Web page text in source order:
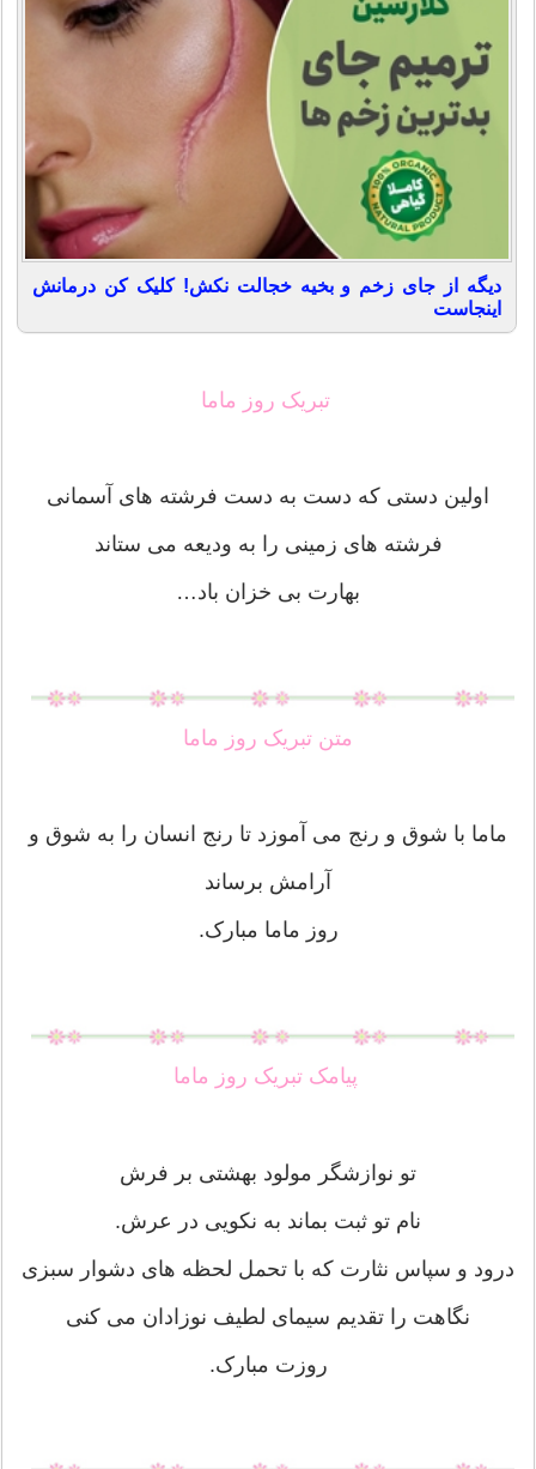
دیگه از جای زخم و بخیه خجالت نکش! کلیک کن درمانش
اینجاست
تبریک روز ماما
اولین دستی که دست به دست فرشته های آسمانی
فرشته های زمینی را به ودیعه می ستاند
بهارت بی خزان باد…
متن تبریک روز ماما
ماما با شوق و رنج می آموزد تا رنج انسان را به شوق و
آرامش برساند
روز ماما مبارک.
پیامک تبریک روز ماما
تو نوازشگر مولود بهشتی بر فرش
نام تو ثبت بماند به نکویی در عرش.
درود و سپاس نثارت که با تحمل لحظه های دشوار سبزی
نگاهت را تقدیم سیمای لطیف نوزادان می کنی
روزت مبارک.